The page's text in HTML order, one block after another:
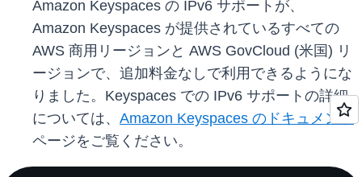
Amazon Keyspaces の IPv6 サポートが、
Amazon Keyspaces が提供されているすべての
AWS 商用リージョンと AWS GovCloud (米国) リ
ージョンで、追加料金なしで利用できるようにな
りました。Keyspaces での IPv6 サポートの詳細
については、 Amazon Keyspaces のドキュメント
ページをご覧ください。